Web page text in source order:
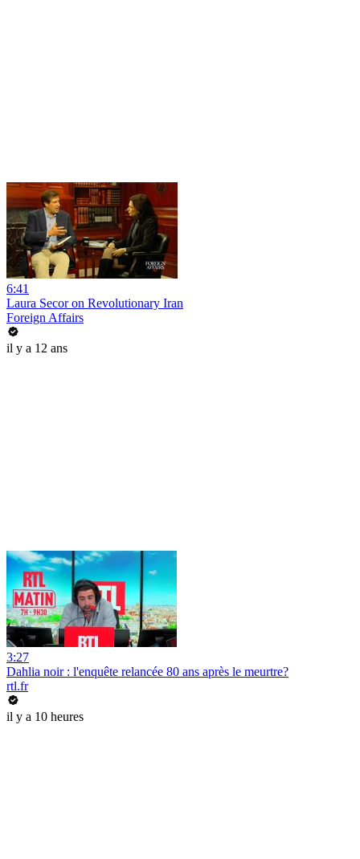
6:41
Laura Secor on Revolutionary Iran
Foreign Affairs
il y a 12 ans
3:27
Dahlia noir : l'enquête relancée 80 ans après le meurtre?
rtl.fr
il y a 10 heures